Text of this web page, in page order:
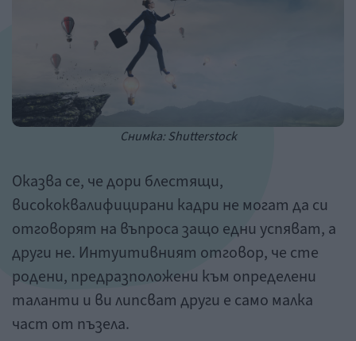
Снимка: Shutterstock
Оказва се, че дори блестящи,
висококвалифицирани кадри не могат да си
отговорят на въпроса защо едни успяват, а
други не. Интуитивният отговор, че сте
родени, предразположени към определени
таланти и ви липсват други е само малка
част от пъзела.